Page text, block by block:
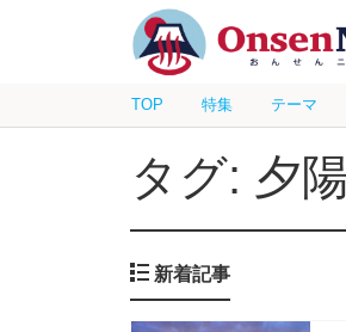
TOP 特集 テーマ
タグ: 夕
新着記事